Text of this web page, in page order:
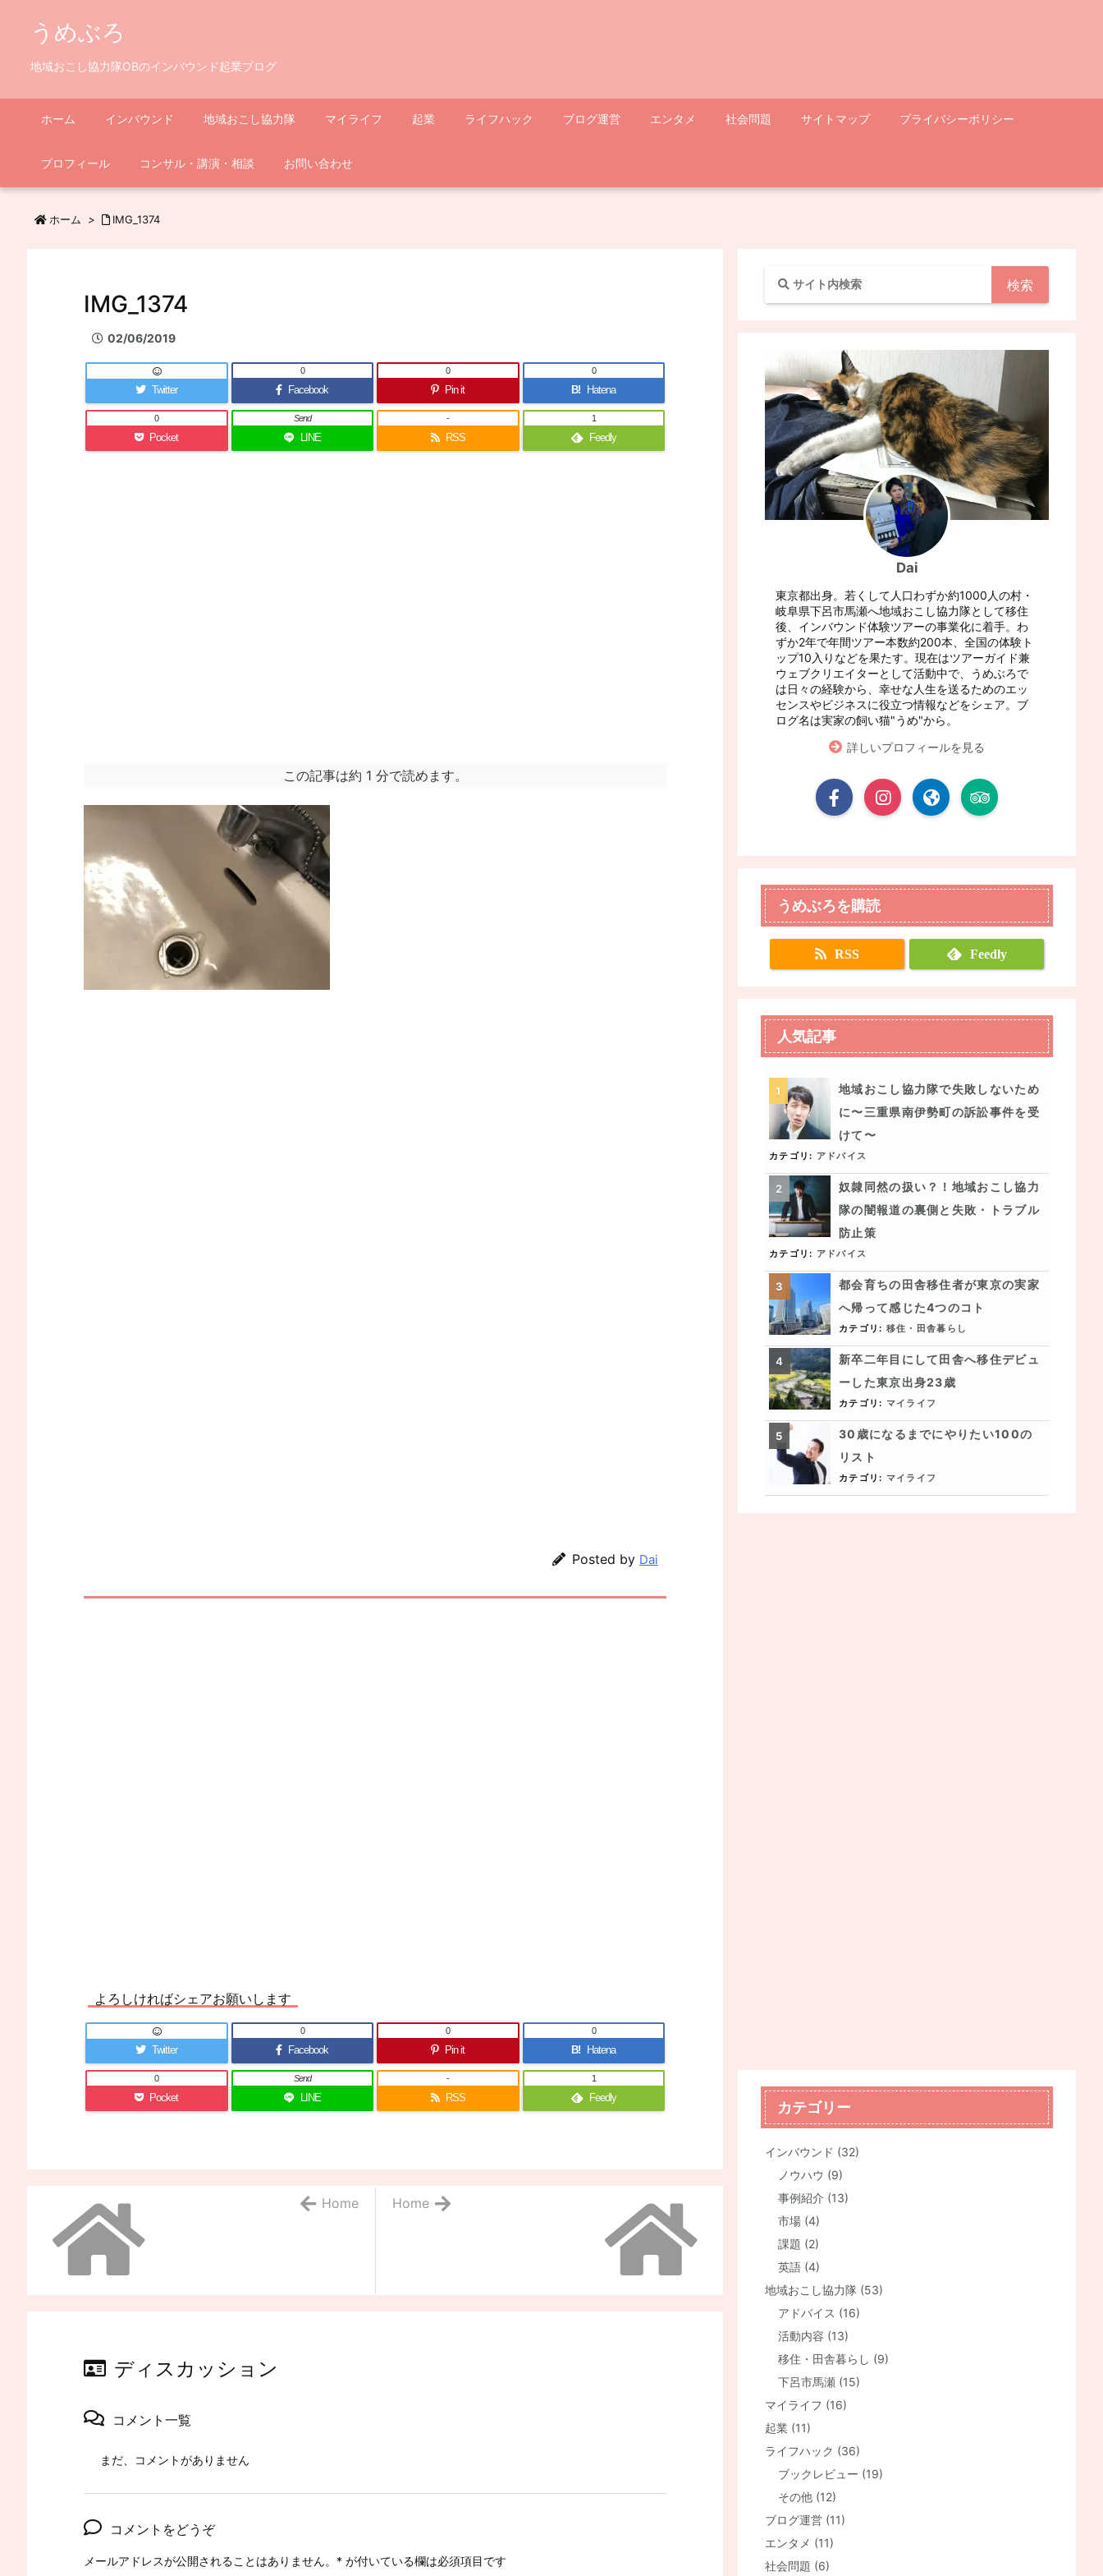
うめぶろ
地域おこし協力隊OBのインバウンド起業ブログ
ホーム インバウンド 地域おこし協力隊 マイライフ 起業 ライフハック ブログ運営 エンタメ 社会問題 サイトマップ プライバシーポリシー
プロフィール コンサル・講演・相談 お問い合わせ
ホーム > IMG_1374
IMG_1374
02/06/2019
Twitter Facebook
0
Pin it
0
B! Hatena
0
Pocket
0
LINE
Send
RSS
-
Feedly
1
この記事は約 1 分で読めます。
Posted by Dai
よろしければシェアお願いします
Twitter Facebook
0
Pin it
0
B! Hatena
0
Pocket
0
LINE
Send
RSS
-
Feedly
1
Home
Home
ディスカッション
コメント一覧
まだ、コメントがありません
コメントをどうぞ
メールアドレスが公開されることはありません。 * が付いている欄は必須項目です
Dai
東京都出身。若くして人口わずか約1000人の村・
岐阜県下呂市馬瀬へ地域おこし協力隊として移住
後、インバウンド体験ツアーの事業化に着手。わ
ずか2年で年間ツアー本数約200本、全国の体験ト
ップ10入りなどを果たす。現在はツアーガイド兼
ウェブクリエイターとして活動中で、うめぶろで
は日々の経験から、幸せな人生を送るためのエッ
センスやビジネスに役立つ情報などをシェア。ブ
ログ名は実家の飼い猫"うめ"から。
詳しいプロフィールを見る
うめぶろを購読
RSS Feedly
人気記事
地域おこし協力隊で失敗しないため
に〜三重県南伊勢町の訴訟事件を受
けて〜
カテゴリ: アドバイス
奴隷同然の扱い？！地域おこし協力
隊の闇報道の裏側と失敗・トラブル
防止策
カテゴリ: アドバイス
都会育ちの田舎移住者が東京の実家
へ帰って感じた4つのコト
カテゴリ: 移住・田舎暮らし
新卒二年目にして田舎へ移住デビュ
ーした東京出身23歳
カテゴリ: マイライフ
30歳になるまでにやりたい100の
リスト
カテゴリ: マイライフ
カテゴリー
インバウンド (32)
ノウハウ (9)
事例紹介 (13)
市場 (4)
課題 (2)
英語 (4)
地域おこし協力隊 (53)
アドバイス (16)
活動内容 (13)
移住・田舎暮らし (9)
下呂市馬瀬 (15)
マイライフ (16)
起業 (11)
ライフハック (36)
ブックレビュー (19)
その他 (12)
ブログ運営 (11)
エンタメ (11)
社会問題 (6)